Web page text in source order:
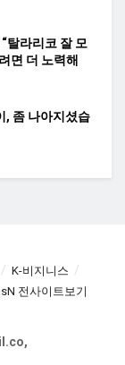
탈라리코 잘 모
면 더 노력해
, 좀 나아지셨습
K-비지니스
전사이트보기